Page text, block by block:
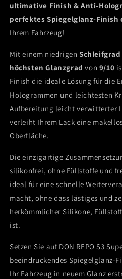
ultimative
Finish
&amp;
Hologramm
Autopolitur
für
makellosen
Spiegelglanz
ultimative
Finish
Hologramm
Autopolitur
für
makellosen
Spiegelglanz
ultimative Finish & Anti-
perfektes Spiegelglanz-Finish
Ihrem Fahrzeug!
Mit einem niedrigen Schleifgrad
höchsten Glanzgrad von 9/10
Finish die ideale Lösung für die
Hologrammen und leichtesten
Aufbereitung leicht verwitterter
verleiht Ihrem Lack eine
Oberfläche.
Die einzigartige
silikonfrei, ohne Füllstoffe und
ideal für eine schnelle
macht, ohne dass lästiges und
herkömmlicher Silikone,
ist.
Setzen Sie auf DON REPO S3
beeindruckendes Spiegelglanz-
Ihr Fahrzeug in neuem Glanz